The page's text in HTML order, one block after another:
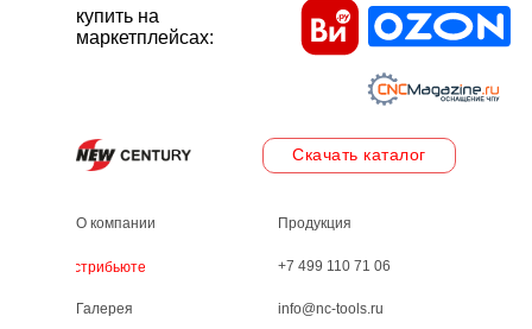
+7 499 110 71 06
info@nc-tools.ru
Скачать каталог
О компании Продукция
Галерея
Дистрибьютеры
купить на
маркетплейсах: